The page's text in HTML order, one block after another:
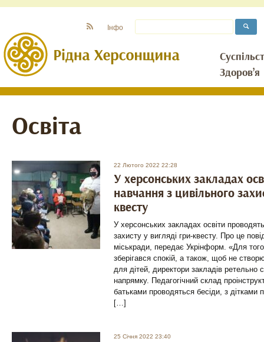
Здоров’я
Інфо
Освіта
22 Лютого 2022 22:28
У херсонських закладах
навчання з цивільного
квесту
У херсонських закладах освіти
захисту у вигляді гри-квесту. Про це
міськради, передає Укрінформ. «Для
зберігався спокій, а також, щоб не
для дітей, директори закладів ретельно
напрямку. Педагогічний склад
батьками проводяться бесіди, з дітками
[…]
25 Січня 2022 23:40